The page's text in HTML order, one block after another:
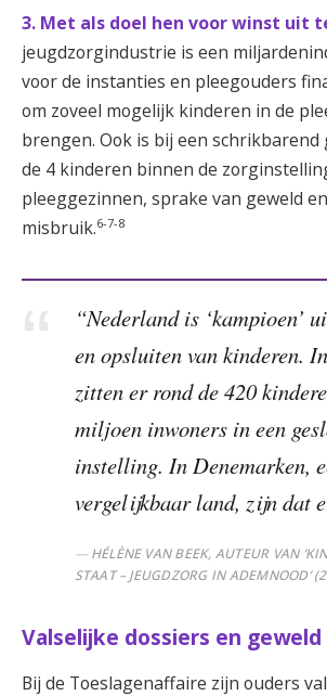
3. Met als doel hen voor winst uit
jeugdzorgindustrie is een
voor de instanties en pleegouders
om zoveel mogelijk kinderen in de
brengen. Ook is bij een schrikbarend
de 4 kinderen binnen de
pleeggezinnen, sprake van geweld
misbruik.6-7-8
“Nederland is ‘kampioen’
en opsluiten van kinderen.
zitten er rond de 420
miljoen inwoners in een
instelling. In Denemarken,
vergelijkbaar land, zijn dat
HÉLÈNE VAN BEEK, AUTEUR VAN
STAAT – JEUGDZORG IN ADEMNOOD’
Valselijke dossiers en geweld
Bij de Toeslagenaffaire zijn ouders